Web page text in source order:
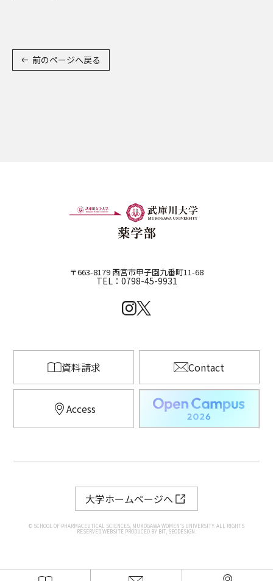
前のページへ戻る
〒663-8179 西宮市甲子園九番町11-68
TEL：0798-45-9931
資料請求 Contact
Access
© SCHOOL OF PHARMACEUTICAL SCIENCES, MUKOGAWA WOMEN’S UNIVERSITY. ALL RIGHTS
RESERVED.WEBSITE PRODUCED BY BIT, SEODESIGN.
大学ホームページへ